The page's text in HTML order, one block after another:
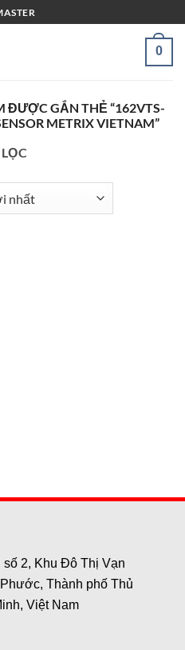
0
ĐƯỢC GẮN THẺ “162VTS-
METRIX VIETNAM”
LỌC
2, Khu Đô Thị Vạn
Thành phố Thủ
Việt Nam